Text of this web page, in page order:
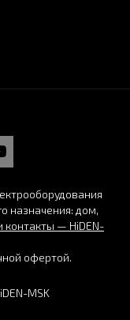
назначения: дом,
контакты — HiDEN-
офертой.
MSK